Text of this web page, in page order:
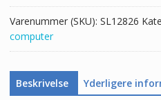
N
antal
Varenummer (SKU): SL12826
computer
Beskrivelse Yderligere